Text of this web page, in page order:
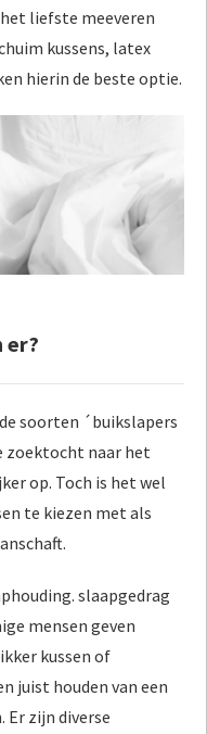
liefste meeveren
kussens, latex
hierin de beste optie.
er?
soorten ´buikslapers
zoektocht naar het
op. Toch is het wel
te kiezen met als
slaapgedrag
mensen geven
kussen of
juist houden van een
Er zijn diverse